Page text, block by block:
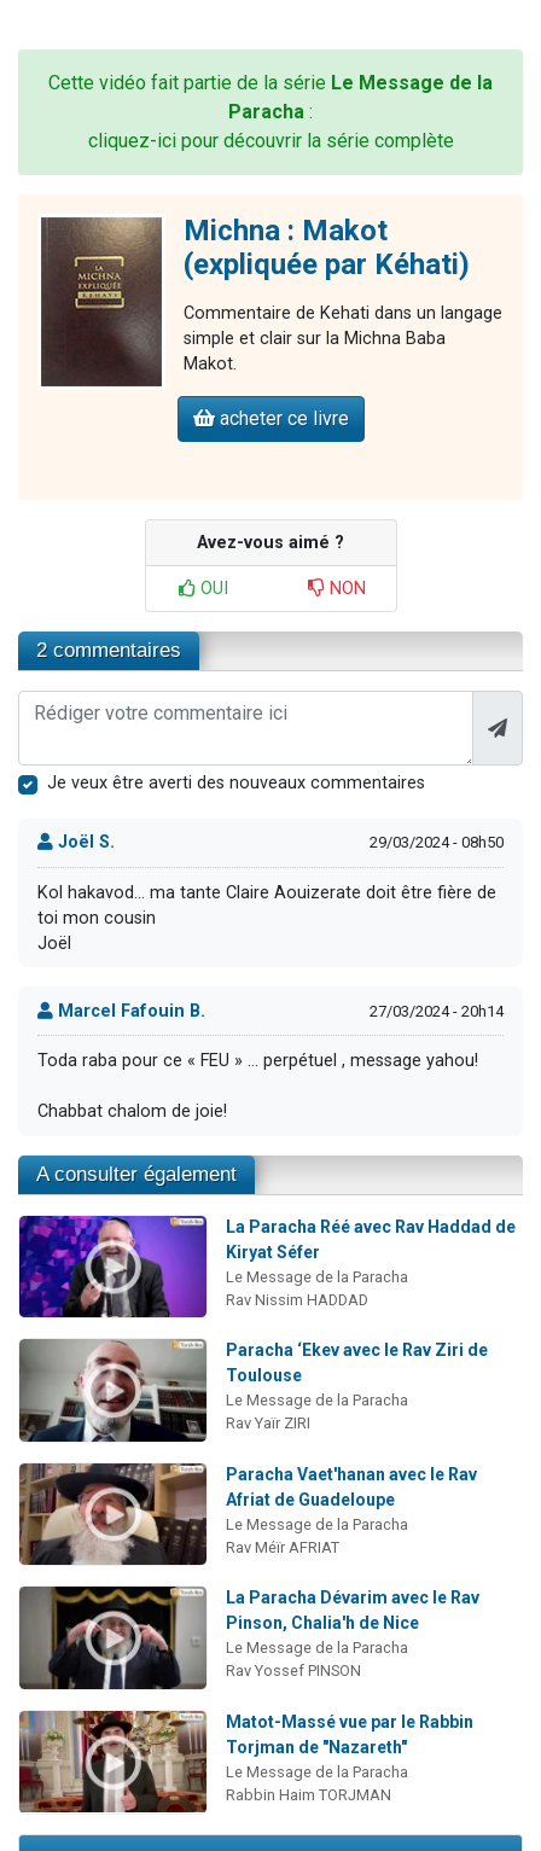
Cette vidéo fait partie de la série Le Message de la
Paracha :
cliquez-ici pour découvrir la série complète
Michna : Makot
(expliquée par Kéhati)
Commentaire de Kehati dans un langage
simple et clair sur la Michna Baba
Makot.
acheter ce livre
Avez-vous aimé ?
OUI NON
2 commentaires
Je veux être averti des nouveaux commentaires
Joël S. 29/03/2024 - 08h50
Kol hakavod… ma tante Claire Aouizerate doit être fière de
toi mon cousin
Joël
Marcel Fafouin B. 27/03/2024 - 20h14
Toda raba pour ce « FEU » … perpétuel , message yahou!
Chabbat chalom de joie!
A consulter également
La Paracha Réé avec Rav Haddad de
Kiryat Séfer
Le Message de la Paracha
Rav Nissim HADDAD
Paracha ‘Ekev avec le Rav Ziri de
Toulouse
Le Message de la Paracha
Rav Yaïr ZIRI
Paracha Vaet'hanan avec le Rav
Afriat de Guadeloupe
Le Message de la Paracha
Rav Méïr AFRIAT
La Paracha Dévarim avec le Rav
Pinson, Chalia'h de Nice
Le Message de la Paracha
Rav Yossef PINSON
Matot-Massé vue par le Rabbin
Torjman de "Nazareth"
Le Message de la Paracha
Rabbin Haim TORJMAN